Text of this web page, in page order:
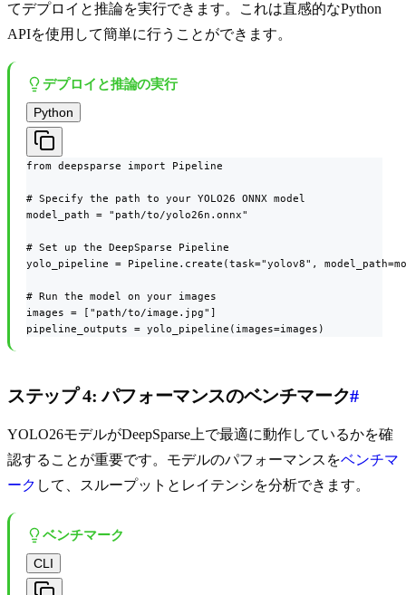
てデプロイと推論を実行できます。これは直感的なPython
APIを使用して簡単に行うことができます。
デプロイと推論の実行
Python
from deepsparse import Pipeline
# Specify the path to your YOLO26 ONNX model
model_path = "path/to/yolo26n.onnx"
# Set up the DeepSparse Pipeline
yolo_pipeline = Pipeline.create(task="yolov8",
# Run the model on your images
images = ["path/to/image.jpg"]
pipeline_outputs = yolo_pipeline(images=images)
ステップ 4: パフォーマンスのベンチマーク#
YOLO26モデルがDeepSparse上で最適に動作しているかを確
認することが重要です。モデルのパフォーマンスをベンチマ
ーク して、スループットとレイテンシを分析できます。
ベンチマーク
CLI